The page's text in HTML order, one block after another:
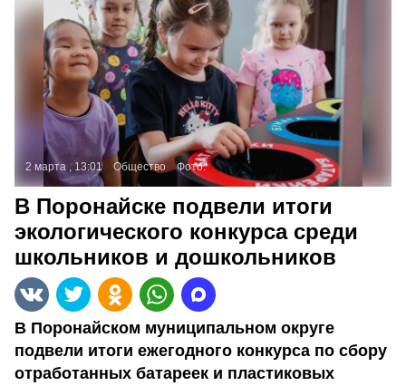
2 марта , 13:01 Общество Фото:
В Поронайске подвели итоги
экологического конкурса среди
школьников и дошкольников
В Поронайском муниципальном округе
подвели итоги ежегодного конкурса по сбору
отработанных батареек и пластиковых